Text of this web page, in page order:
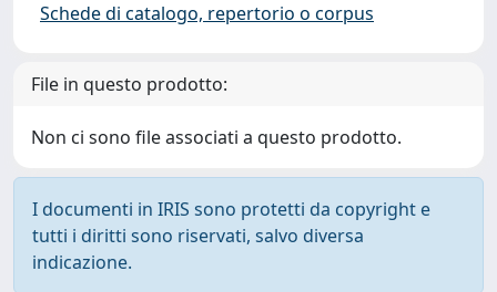
Schede di catalogo, repertorio o corpus
File in questo prodotto:
Non ci sono file associati a questo prodotto.
I documenti in IRIS sono protetti da copyright e
tutti i diritti sono riservati, salvo diversa
indicazione.